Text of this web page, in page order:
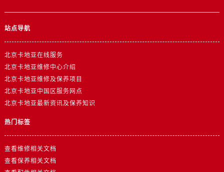
站点导航
北京卡地亚在线服务
北京卡地亚维修中心介绍
北京卡地亚维修及保养项目
北京卡地亚中国区服务网点
北京卡地亚最新资讯及保养知识
热门标签
查看维修相关文档
查看保养相关文档